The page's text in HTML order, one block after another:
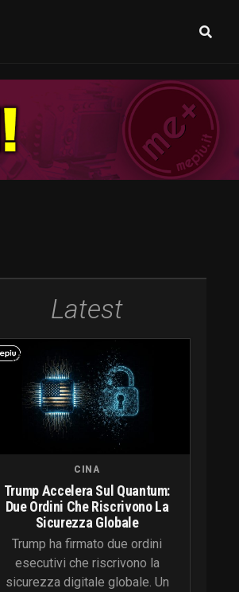
Latest
CINA
Trump Accelera Sul Quantum:
Due Ordini Che Riscrivono La
Sicurezza Globale
Trump ha firmato due ordini
esecutivi che riscrivono la
sicurezza digitale globale. Un